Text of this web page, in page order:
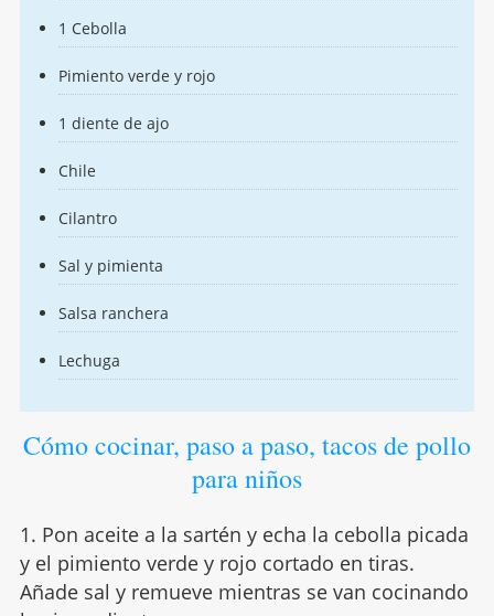
1 Cebolla
Pimiento verde y rojo
1 diente de ajo
Chile
Cilantro
Sal y pimienta
Salsa ranchera
Lechuga
Cómo cocinar, paso a paso, tacos de pollo
para niños
1. Pon aceite a la sartén y echa la cebolla picada
y el pimiento verde y rojo cortado en tiras.
Añade sal y remueve mientras se van cocinando